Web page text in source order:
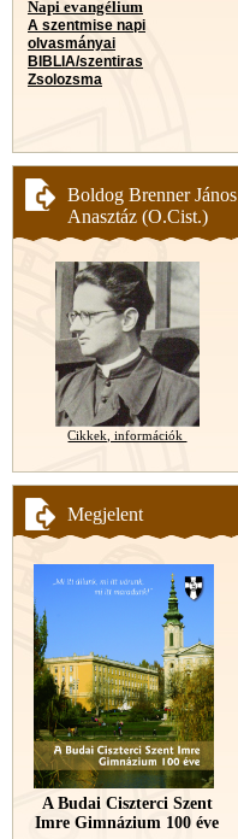
Napi evangélium
A szentmise napi
olvasmányai
BIBLIA/szentiras
Zsolozsma
Boldog Brenner János
Anasztáz (O.Cist.)
Cikkek, információk
Megjelent
A Budai Ciszterci Szent
Imre Gimnázium 100 éve